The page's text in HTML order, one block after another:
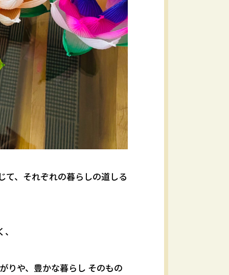
て、それぞれの暮らしの道しる
りや、豊かな暮らし そのもの